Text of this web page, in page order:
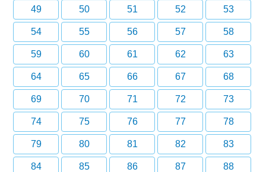
49 50 51 52 53
54 55 56 57 58
59 60 61 62 63
64 65 66 67 68
69 70 71 72 73
74 75 76 77 78
79 80 81 82 83
84 85 86 87 88